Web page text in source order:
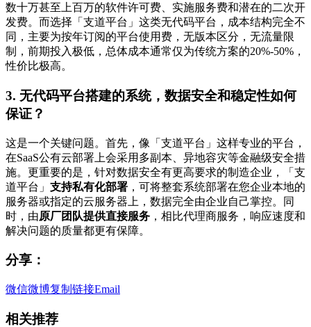
数十万甚至上百万的软件许可费、实施服务费和潜在的二次开
发费。而选择「支道平台」这类无代码平台，成本结构完全不
同，主要为按年订阅的平台使用费，无版本区分，无流量限
制，前期投入极低，总体成本通常仅为传统方案的20%-50%，
性价比极高。
3. 无代码平台搭建的系统，数据安全和稳定性如何
保证？
这是一个关键问题。首先，像「支道平台」这样专业的平台，
在SaaS公有云部署上会采用多副本、异地容灾等金融级安全措
施。更重要的是，针对数据安全有更高要求的制造企业，「支
道平台」 支持私有化部署 ，可将整套系统部署在您企业本地的
服务器或指定的云服务器上，数据完全由企业自己掌控。同
时，由原厂团队提供直接服务 ，相比代理商服务，响应速度和
解决问题的质量都更有保障。
分享：
微信微博复制链接Email
相关推荐